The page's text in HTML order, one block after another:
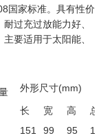
国家标准。具有性价
过充过放能力好、
要适用于太阳能、
外形尺寸(mm)
长 宽 高
总高
151 99 95
100